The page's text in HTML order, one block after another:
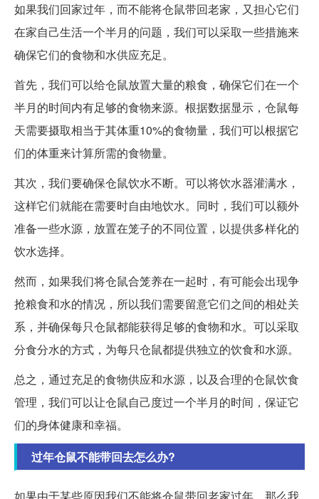
如果我们回家过年，而不能将仓鼠带回老家，又担心它们
在家自己生活一个半月的问题，我们可以采取一些措施来
确保它们的食物和水供应充足。
首先，我们可以给仓鼠放置大量的粮食，确保它们在一个
半月的时间内有足够的食物来源。根据数据显示，仓鼠每
天需要摄取相当于其体重10%的食物量，我们可以根据它
们的体重来计算所需的食物量。
其次，我们要确保仓鼠饮水不断。可以将饮水器灌满水，
这样它们就能在需要时自由地饮水。同时，我们可以额外
准备一些水源，放置在笼子的不同位置，以提供多样化的
饮水选择。
然而，如果我们将仓鼠合笼养在一起时，有可能会出现争
抢粮食和水的情况，所以我们需要留意它们之间的相处关
系，并确保每只仓鼠都能获得足够的食物和水。可以采取
分食分水的方式，为每只仓鼠都提供独立的饮食和水源。
总之，通过充足的食物供应和水源，以及合理的仓鼠饮食
管理，我们可以让仓鼠自己度过一个半月的时间，保证它
们的身体健康和幸福。
过年仓鼠不能带回去怎么办?